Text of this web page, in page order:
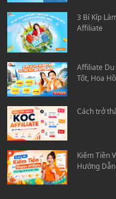
3 Bí Kíp
Affiliate
Affiliate Du
Tốt, Hoa
Cách trở
Kiếm Tiền
Hướng